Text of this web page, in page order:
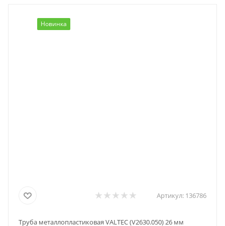
Новинка
Артикул: 136786
Труба металлопластиковая VALTEC (V2630.050) 26 мм